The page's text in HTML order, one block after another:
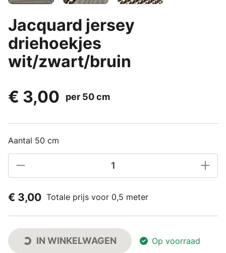
Jacquard jersey
driehoekjes
wit/zwart/bruin
€ 3,00
per 50 cm
Aantal 50 cm
€ 3,00 Totale prijs voor 0,5 meter
IN WINKELWAGEN Op voorraad